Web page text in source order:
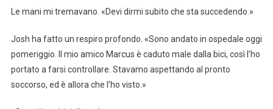
Le mani mi tremavano. «Devi dirmi subito che sta succedendo.»
Josh ha fatto un respiro profondo. «Sono andato in ospedale oggi
pomeriggio. Il mio amico Marcus è caduto male dalla bici, così l’ho
portato a farsi controllare. Stavamo aspettando al pronto
soccorso, ed è allora che l’ho visto.»